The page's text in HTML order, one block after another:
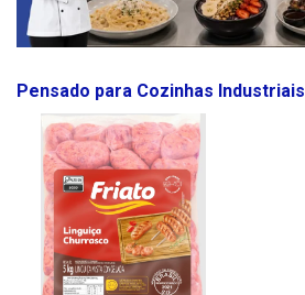
Pensado para Cozinhas Industriais